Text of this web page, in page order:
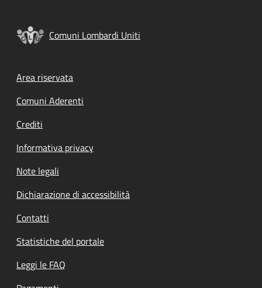
Comuni Lombardi Uniti
Footer menu
Area riservata
Comuni Aderenti
Crediti
Informativa privacy
Note legali
Dichiarazione di accessibilità
Contatti
Statistiche del portale
Leggi le FAQ